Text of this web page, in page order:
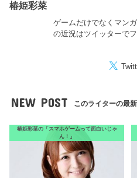
椿姫彩菜
ゲームだけでなくマン
の近況はツイッターで
NEW POST このライターの最
椿姫彩菜の「スマホゲームって面白いじゃ
ん！」